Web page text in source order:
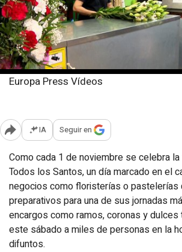
Europa Press Vídeos
Abrir opciones para compartir
IA Seguir en
Como cada 1 de noviembre se celebra
Todos los Santos, un día marcado en el
negocios como floristerías o pastelerías
preparativos para una de sus jornadas
encargos como ramos, coronas y
este sábado a miles de personas en la
difuntos.